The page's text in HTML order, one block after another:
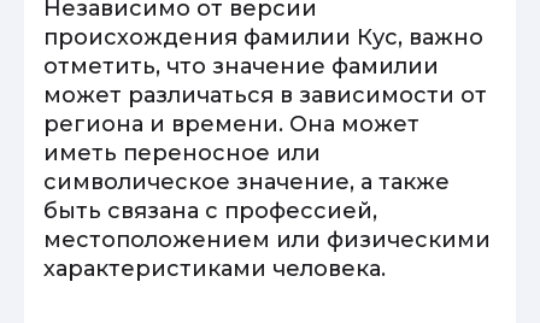
Независимо от версии
происхождения фамилии Кус, важно
отметить, что значение фамилии
может различаться в зависимости от
региона и времени. Она может
иметь переносное или
символическое значение, а также
быть связана с профессией,
местоположением или физическими
характеристиками человека.